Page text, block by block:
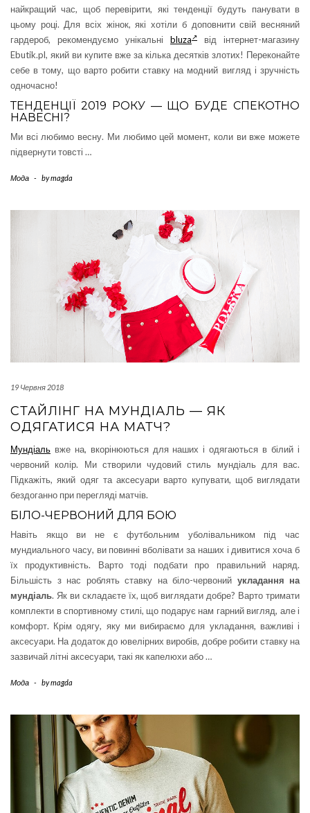
найкращий час, щоб перевірити, які тенденції будуть панувати в
цьому році. Для всіх жінок, які хотіли б доповнити свій весняний
гардероб, рекомендуємо унікальні bluza
від інтернет-магазину
Ebutik.pl, який ви купите вже за кілька десятків злотих! Переконайте
себе в тому, що варто робити ставку на модний вигляд і зручність
одночасно!
ТЕНДЕНЦІЇ 2019 РОКУ — ЩО БУДЕ СПЕКОТНО
НАВЕСНІ?
Ми всі любимо весну. Ми любимо цей момент, коли ви вже можете
підвернути товсті …
Мода - bymagda
19 Червня 2018
СТАЙЛІНГ НА МУНДІАЛЬ — ЯК
ОДЯГАТИСЯ НА МАТЧ?
Мундіаль вже на, вкорінюються для наших і одягаються в білий і
червоний колір. Ми створили чудовий стиль мундіаль для вас.
Підкажіть, який одяг та аксесуари варто купувати, щоб виглядати
бездоганно при перегляді матчів.
БІЛО-ЧЕРВОНИЙ ДЛЯ БОЮ
Навіть якщо ви не є футбольним уболівальником під час
мундиального часу, ви повинні вболівати за наших і дивитися хоча б
їх продуктивність. Варто тоді подбати про правильний наряд.
Більшість з нас роблять ставку на біло-червоний укладання на
мундіаль. Як ви складаєте їх, щоб виглядати добре? Варто тримати
комплекти в спортивному стилі, що подарує нам гарний вигляд, але і
комфорт. Крім одягу, яку ми вибираємо для укладання, важливі і
аксесуари. На додаток до ювелірних виробів, добре робити ставку на
зазвичай літні аксесуари, такі як капелюхи або …
Мода - bymagda